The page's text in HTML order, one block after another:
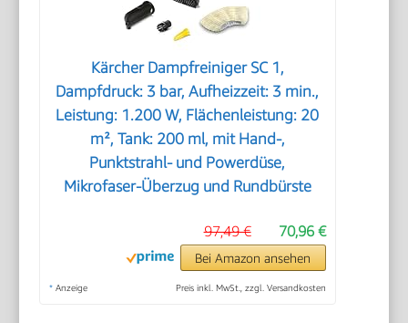
Kärcher Dampfreiniger SC 1,
Dampfdruck: 3 bar, Aufheizzeit: 3 min.,
Leistung: 1.200 W, Flächenleistung: 20
m², Tank: 200 ml, mit Hand-,
Punktstrahl- und Powerdüse,
Mikrofaser-Überzug und Rundbürste
70,96 €
97,49 €
Bei Amazon ansehen
* Anzeige Preis inkl. MwSt., zzgl. Versandkosten